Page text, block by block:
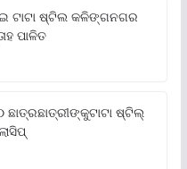
ଟାଟା ଷ୍ଟିଲ କଳିଙ୍ଗନଗର
ପାଳିତ
ଷ୍ଟିଲ୍